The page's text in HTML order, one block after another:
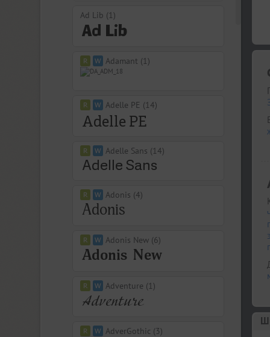
Ad Lib (1)
Adamant (1)
Adelle PE (14)
Adelle Sans (14)
Adonis (4)
Adonis New (6)
Adventure (1)
AdverGothic (3)